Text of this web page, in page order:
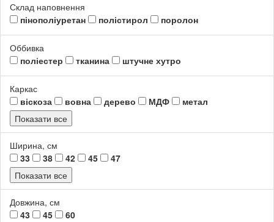
Де купити дизайнерський пуф в
Україні?
Купити сучасні та зручні пуфи в вітальню, передпокій або спальню
ви завжди можете в інтернет-магазині Arhome. У нас
представлений широкий вибір м’яких меблів. А якщо ви
розгубитеся у величезній різноманітності моделей, наші фахівці
допоможуть підібрати саме той варіант, який ідеально впишеться у
ваш інтер’єр.
Склад наповнення
пінополіуретан
полістирол поролон
Оббивка
поліестер
тканина штучне хутро
Каркас
віскоза
вовна дерево МДФ
метал
Показати все
Ширина, см
33
38 42 45
47
Показати все
Довжина, см
43
45 60